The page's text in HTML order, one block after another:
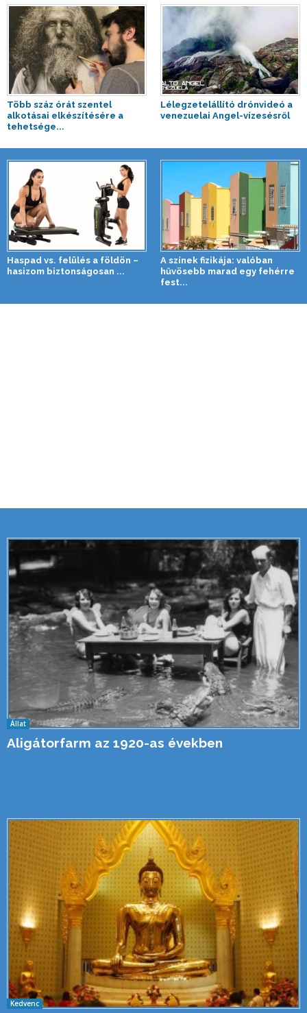
Több száz órát szentel
alkotásai elkészítésére a
tehetsége...
Lélegzetelállító drónvideó a
venezuelai Angel-vízesésről
Haspad vs. felülés a földön –
hasizom biztonságosan ...
A színek fizikája: valóban
hűvösebb marad egy fehérre
fest...
Állat
Aligátorfarm az 1920-as években
Kedvenc